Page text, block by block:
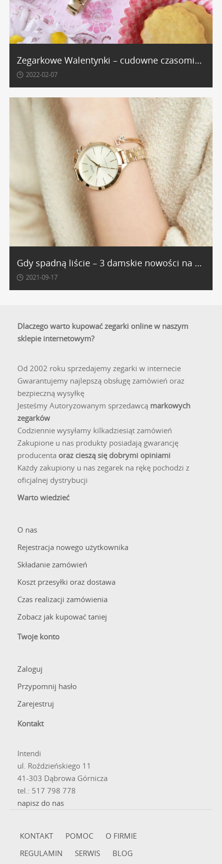
Zegarkowe Walentynki – cudowne czasomierze dla kobiet!
2022-02-07
Gdy spadną liście – 3 damskie nowości na sezon jesienny!
2021-09-17
Dlaczego warto kupować zegarki online w naszym
sklepie internetowym?
Od 2002 roku sprzedajemy zegarki w internecie
Gwarantujemy najlepszą obsługę zamówień oraz
bezpieczną wysyłkę
Jesteśmy Autoryzowanym sprzedawcą markowych
zegarków
Codziennie wysyłamy kilkadziesiąt zamówień
Zakupione u nas produkty posiadają gwarancję
producenta oraz cieszą się dobrymi opiniami
Każdy zakupiony u nas zegarek na rękę pochodzi z
oficjalnej dystrybucji
Warto wiedzieć
O nas
Rejestracja nowego użytkownika
Składanie zamówień
Koszt przesyłki oraz dostawa
Czas realizacji zamówienia
Zobacz jak kupować taniej
Twoje konto
Zaloguj
Przypomnij hasło
Zarejestruj
Kontakt
Intendi
ul. Roździeńskiego 11
41-303 Dąbrowa Górnicza
tel.: 517 798 778
napisz do nas
KONTAKT POMOC
O FIRMIE
REGULAMIN
SERWIS BLOG